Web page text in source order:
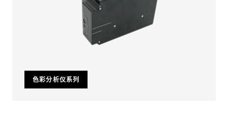
色彩分析仪系列